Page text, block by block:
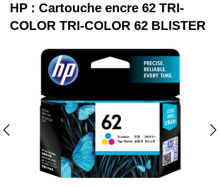
HP : Cartouche encre 62 TRI-
COLOR TRI-COLOR 62 BLISTER